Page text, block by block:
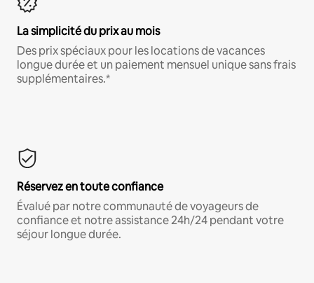
La simplicité du prix au mois
Des prix spéciaux pour les locations de vacances
longue durée et un paiement mensuel unique sans frais
supplémentaires.*
Réservez en toute confiance
Évalué par notre communauté de voyageurs de
confiance et notre assistance 24h/24 pendant votre
séjour longue durée.